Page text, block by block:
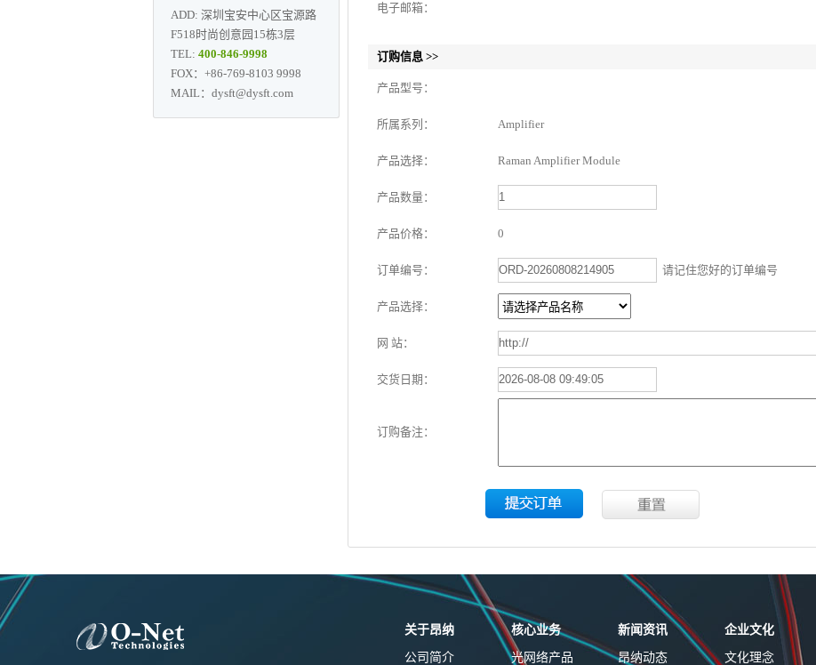
ADD: 深圳宝安中心区宝源路
F518时尚创意园15栋3层
TEL: 400-846-9998
FOX：+86-769-8103 9998
MAIL：dysft@dysft.com
电子邮箱：
订购信息 >>
产品型号：
所属系列： Amplifier
产品选择： Raman Amplifier Module
产品数量：
产品价格： 0
订单编号： 请记住您好的订单编号
产品选择：
网 站：
交货日期：
订购备注：
关于昂纳
公司简介
核心业务
光网络产品
新闻资讯
昂纳动态
企业文化
文化理念